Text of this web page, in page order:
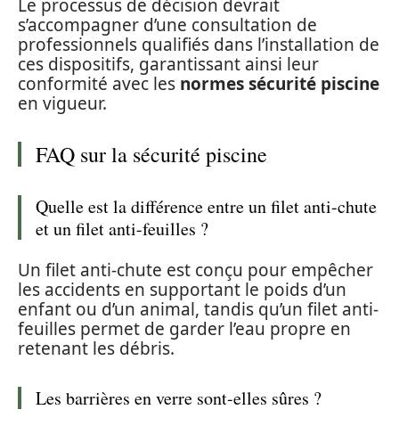
Le processus de décision devrait
s’accompagner d’une consultation de
professionnels qualifiés dans l’installation de
ces dispositifs, garantissant ainsi leur
conformité avec les normes sécurité piscine
en vigueur.
FAQ sur la sécurité piscine
Quelle est la différence entre un filet anti-chute
et un filet anti-feuilles ?
Un filet anti-chute est conçu pour empêcher
les accidents en supportant le poids d’un
enfant ou d’un animal, tandis qu’un filet anti-
feuilles permet de garder l’eau propre en
retenant les débris.
Les barrières en verre sont-elles sûres ?